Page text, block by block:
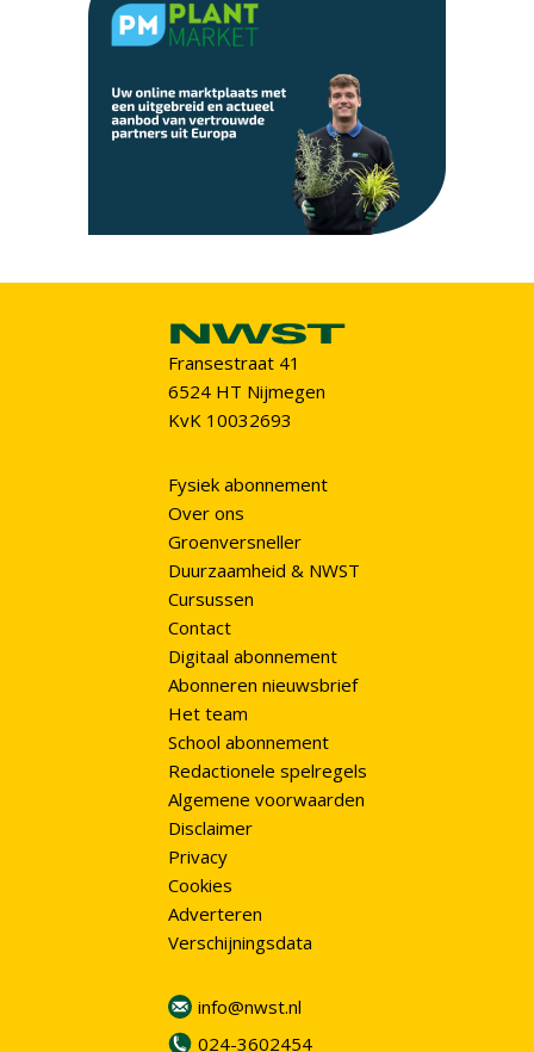
Fransestraat 41
6524 HT Nijmegen
KvK 10032693
Fysiek abonnement
Over ons
Groenversneller
Duurzaamheid & NWST
Cursussen
Contact
Digitaal abonnement
Abonneren nieuwsbrief
Het team
School abonnement
Redactionele spelregels
Algemene voorwaarden
Disclaimer
Privacy
Cookies
Adverteren
Verschijningsdata
info@nwst.nl
024-3602454